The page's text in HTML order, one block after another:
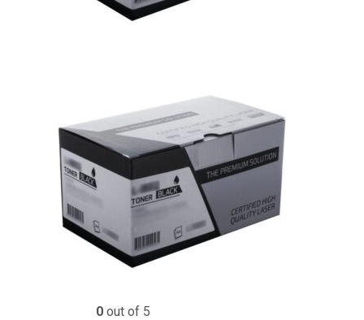
0out of 5